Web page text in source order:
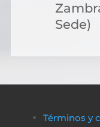
Sede)
Términos y